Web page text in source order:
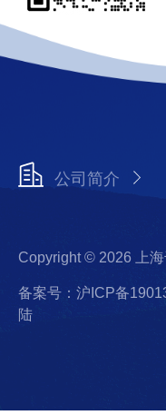
公司简介
Copyright © 2026 上
备案号：沪ICP备
陆